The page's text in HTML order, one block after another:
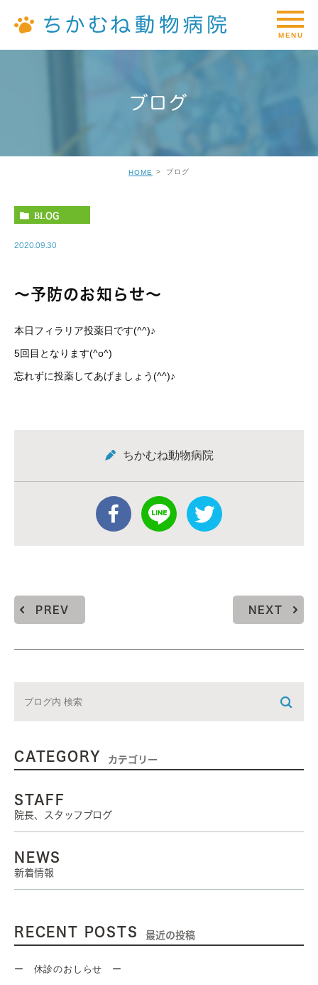
ブログ
HOME ブログ
BLOG
2020.09.30
〜予防のお知らせ〜
本日フィラリア投薬日です(^^)♪
5回目となります(^o^)
忘れずに投薬してあげましょう(^^)♪
ちかむね動物病院
PREV NEXT
CATEGORY カテゴリー
STAFF
院長、スタッフブログ
NEWS
新着情報
RECENT POSTS 最近の投稿
ー 休診のおしらせ ー